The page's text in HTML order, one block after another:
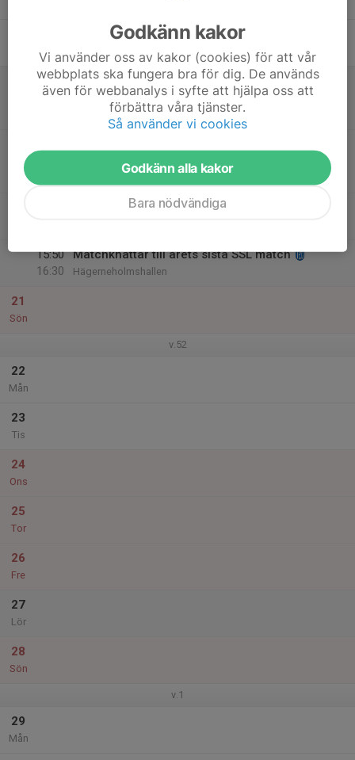
10:30
11:30
Match mot Kungsängens IF
Pantamera Pojkar 2015 B Västra
Grindtorpshallen
Pantamera Pojkar 2015 B Västra
SSL match Täby mot Rönnby-sargvakt
15:50
16:30
Matchknattar till årets sista SSL match
Hägerneholmshallen
21
Sön
v.52
22
Mån
23
Tis
24
Ons
25
Tor
26
Fre
27
Lör
28
Sön
v.1
29
Mån
Godkänn kakor
Vi använder oss av kakor (cookies) för att vår
webbplats ska fungera bra för dig. De används
även för webbanalys i syfte att hjälpa oss att
förbättra våra tjänster.
Så använder vi cookies
Godkänn alla kakor
Bara nödvändiga